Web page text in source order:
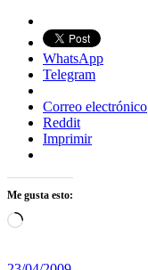
WhatsApp
Telegram
Correo electrónico
Reddit
Imprimir
Me gusta esto:
Cargando...